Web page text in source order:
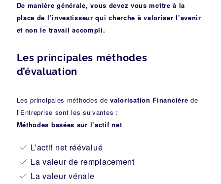
De manière générale, vous devez vous mettre à la
place de l’investisseur qui cherche à valoriser l’avenir
et non le travail accompli.
Les principales méthodes
d’évaluation
Les principales méthodes devalorisation Financièrede
l’Entreprise sont les suivantes :
Méthodes basées sur l’actif net
L’actif net réévalué
La valeur de remplacement
La valeur vénale